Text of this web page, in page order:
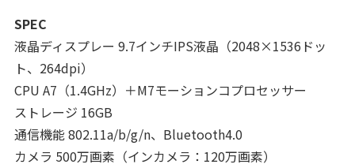
SPEC
液晶ディスプレー 9.7インチIPS液晶（2048×1536ドッ
ト、264dpi）
CPU A7（1.4GHz）＋M7モーションコプロセッサー
ストレージ 16GB
通信機能 802.11a/b/g/n、Bluetooth4.0
カメラ 500万画素（インカメラ：120万画素）